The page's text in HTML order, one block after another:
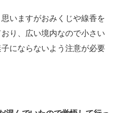
いますがおみくじや線香を
り、広い境内なので小さい
にならないよう注意が必要